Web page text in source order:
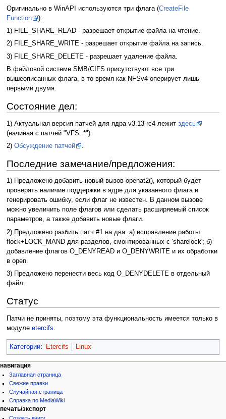
Оригинально в WinAPI используются три флага (CreateFile
Function
):
1) FILE_SHARE_READ - разрешает открытие файла на чтение.
2) FILE_SHARE_WRITE - разрешает открытие файла на запись.
3) FILE_SHARE_DELETE - разрешает удаление файла.
В файловой системе SMB/CIFS присутствуют все три
вышеописанных флага, в то время как NFSv4 оперирует лишь
первыми двумя.
Состояние дел:
1) Актуальная версия патчей для ядра v3.13-rc4 лежит здесь
(начиная с патчей "VFS: *").
2) Обсуждение патчей .
Последние замечание/предложения:
1) Предложено добавить новый вызов openat2(), который будет
проверять наличие поддержки в ядре для указанного флага и
генерировать ошибку, если флаг не известен. В данном вызове
можно увеличить поле флагов или сделать расширяемый список
параметров, а также добавить новые флаги.
2) Предложено разбить патч #1 на два: а) исправление работы
flock+LOCK_MAND для разделов, смонтированных с 'sharelock'; б)
добавление флагов O_DENYREAD и O_DENYWRITE и их обработки
в open.
3) Предложено перенести весь код O_DENYDELETE в отдельный
файл.
Статус
Патчи не приняты, поэтому эта функциональность имеется только в
модуле etercifs
Категории: Etercifs Linux
навигация
Заглавная страница
Свежие правки
Случайная страница
Справка по MediaWiki
печать/экспорт